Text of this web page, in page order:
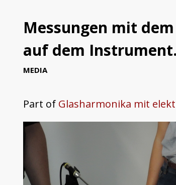
Messungen mit
auf dem
MEDIA
Part of Glasharmonika mit